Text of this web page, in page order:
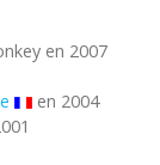
en 2007
en 2004